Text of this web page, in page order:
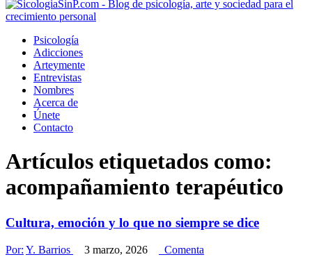
Psicología
Adicciones
Arteymente
Entrevistas
Nombres
Acerca de
Únete
Contacto
Artículos etiquetados como:
acompañamiento terapéutico
Cultura, emoción y lo que no siempre se dice
Por: Y. Barrios 3 marzo, 2026
Comenta